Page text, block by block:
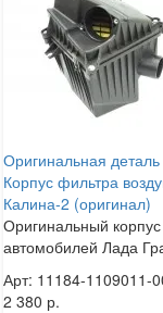
Оригинальная деталь
Корпус фильтра
Калина-2 (оригинал)
Оригинальный
автомобилей Лада
Арт: 11184-1109011-
2 380 р.